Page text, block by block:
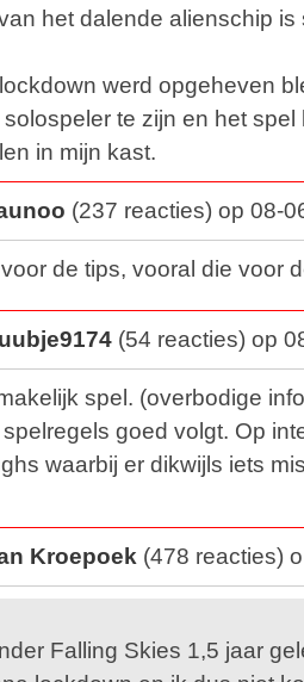
het dalende alienschip is
werd opgeheven
te zijn en het spel
in mijn kast.
(237 reacties) op 08-
de tips, vooral die voor
(54 reacties) op
spel. (overbodige
goed volgt. Op
waarbij er dikwijls iets
Kroepoek (478 reacties)
Falling Skies 1,5 jaar